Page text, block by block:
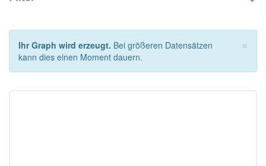
×
Ihr Graph wird erzeugt. Bei größeren Datensätzen
kann dies einen Moment dauern.